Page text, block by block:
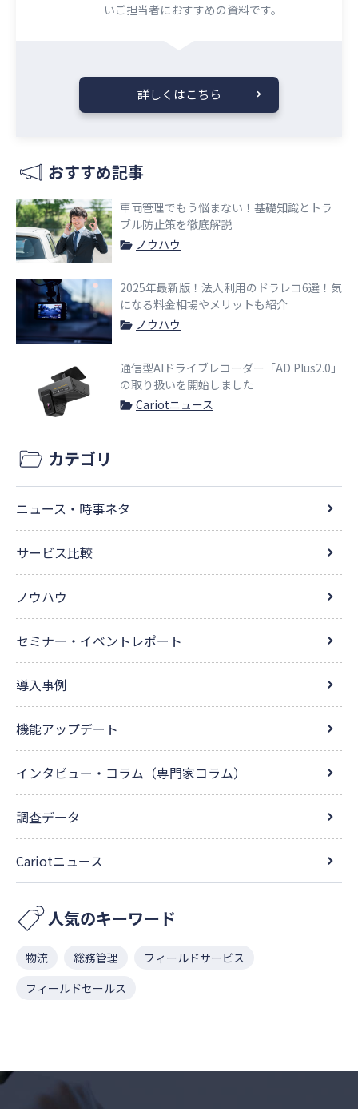
いご担当者におすすめの資料です。
詳しくはこちら
おすすめ記事
車両管理でもう悩まない！基礎知識とトラ
ブル防止策を徹底解説
ノウハウ
2025年最新版！法人利用のドラレコ6選！気
になる料金相場やメリットも紹介
ノウハウ
通信型AIドライブレコーダー「AD Plus2.0」
の取り扱いを開始しました
Cariotニュース
カテゴリ
ニュース・時事ネタ
サービス比較
ノウハウ
セミナー・イベントレポート
導入事例
機能アップデート
インタビュー・コラム（専門家コラム）
調査データ
Cariotニュース
人気のキーワード
物流 総務管理
フィールドサービス
フィールドセールス